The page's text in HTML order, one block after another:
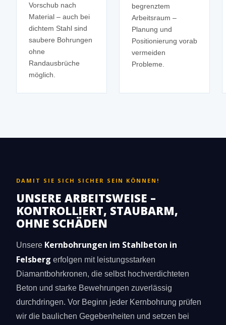
Vorschub nach
Material – auch bei
dichtem Stahl sind
saubere Bohrungen
ohne
Randausbrüche
möglich.
begrenztem
Arbeitsraum –
Planung und
Positionierung vorab
vermeiden
Probleme.
DAMIT SIE SICH SICHER SEIN KÖNNEN!
UNSERE ARBEITSWEISE –
KONTROLLIERT, STAUBARM,
OHNE SCHÄDEN
Unsere Kernbohrungen im Stahlbeton in
Felsberg erfolgen mit leistungsstarken
Diamantbohrkronen, die selbst hochverdichteten
Beton und starke Bewehrungen zuverlässig
durchdringen. Vor Beginn jeder Kernbohrung prüfen
wir die baulichen Gegebenheiten und setzen bei